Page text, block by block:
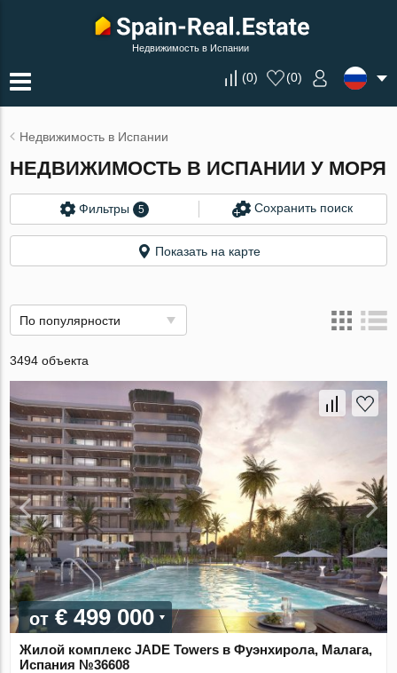
Недвижимость в Испании
(0) (0)
Недвижимость в Испании
НЕДВИЖИМОСТЬ В ИСПАНИИ У МОРЯ
Фильтры 5 Сохранить поиск
Показать на карте
По популярности
3494 объекта
от€ 499 000
Жилой комплекс JADE Towers в Фуэнхирола, Малага,
Испания №36608